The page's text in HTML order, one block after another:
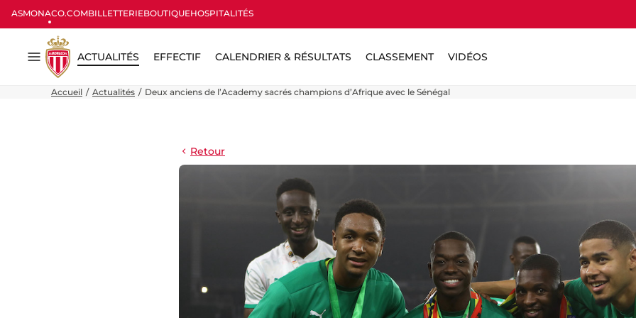
ASMONACO.COMBILLETTERIEBOUTIQUEHOSPITALITÉS
Menu
ACTUALITÉS EFFECTIF CALENDRIER & RÉSULTATS CLASSEMENT VIDÉOS
Accueil Actualités Deux anciens de l’Academy sacrés champions d’Afrique avec le Sénégal
Retour